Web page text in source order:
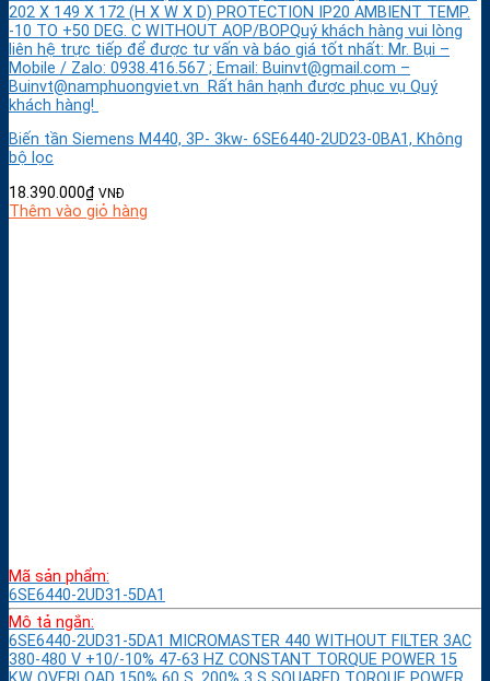
202 X 149 X 172 (H X W X D) PROTECTION IP20 AMBIENT TEMP.
-10 TO +50 DEG. C WITHOUT AOP/BOPQuý khách hàng vui lòng
liên hệ trực tiếp để được tư vấn và báo giá tốt nhất: Mr. Bụi –
Mobile / Zalo: 0938.416.567 ; Email: Buinvt@gmail.com –
Buinvt@namphuongviet.vn Rất hân hạnh được phục vụ Quý
khách hàng!
Biến tần Siemens M440, 3P- 3kw- 6SE6440-2UD23-0BA1, Không
bộ lọc
18.390.000₫ VNĐ
Thêm vào giỏ hàng
Mã sản phẩm:
6SE6440-2UD31-5DA1
Mô tả ngắn:
6SE6440-2UD31-5DA1 MICROMASTER 440 WITHOUT FILTER 3AC
380-480 V +10/-10% 47-63 HZ CONSTANT TORQUE POWER 15